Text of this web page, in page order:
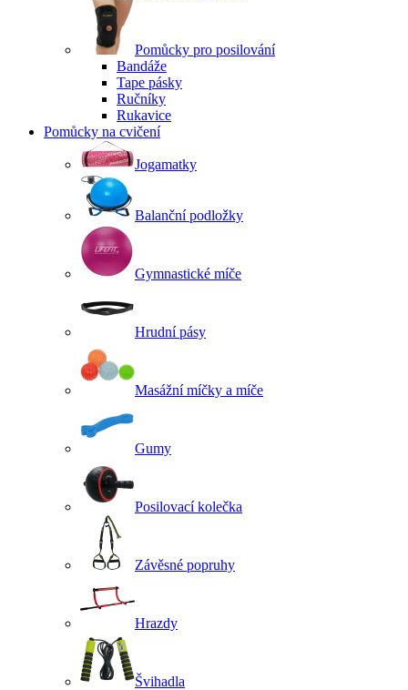
Pomůcky pro posilování
Bandáže
Tape pásky
Ručníky
Rukavice
Pomůcky na cvičení
Jogamatky
Balanční podložky
Gymnastické míče
Hrudní pásy
Masážní míčky a míče
Gumy
Posilovací kolečka
Závěsné popruhy
Hrazdy
Švihadla